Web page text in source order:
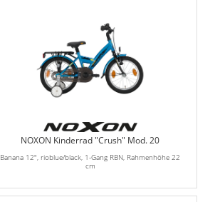
NOXON Kinderrad "Crush" Mod. 20
Banana 12", rioblue/black, 1-Gang RBN, Rahmenhöhe 22
cm